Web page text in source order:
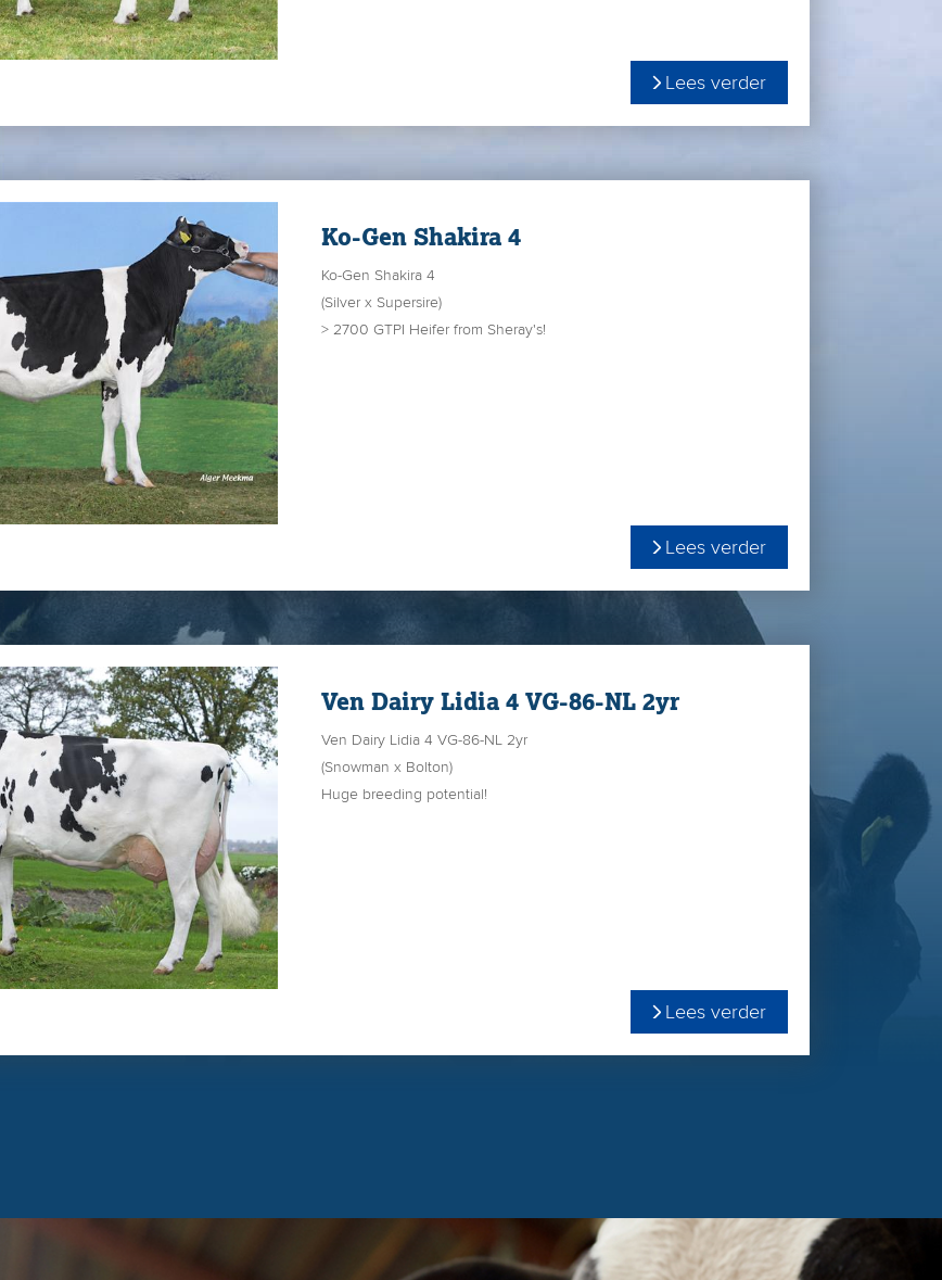
Lees verder
Ko-Gen Shakira 4
Ko-Gen Shakira 4
(Silver x Supersire)
> 2700 GTPI Heifer from Sheray's!
Lees verder
Ven Dairy Lidia 4 VG-86-NL 2yr
Ven Dairy Lidia 4 VG-86-NL 2yr
(Snowman x Bolton)
Huge breeding potential!
Lees verder